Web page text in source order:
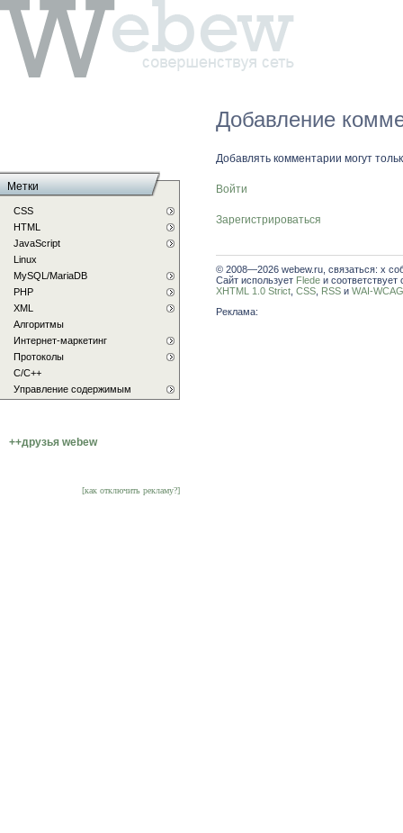
Добавление
Добавлять комментарии могут
Войти
Зарегистрироваться
© 2008—2026 webew.ru, связаться: x
Сайт использует Flede и соответствует
XHTML 1.0 Strict CSS RSS и WAI-
Реклама:
Метки
CSS
HTML
JavaScript
Linux
MySQL/MariaDB
PHP
XML
Алгоритмы
Интернет-маркетинг
Протоколы
С/C++
Управление содержимым
++друзья webew
[как отключить рекламу?]